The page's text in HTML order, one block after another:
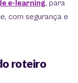
e-learning, para
com segurança e
roteiro